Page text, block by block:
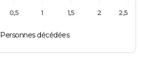
Personnes décédées
0,5 1 1,5 2 2,5